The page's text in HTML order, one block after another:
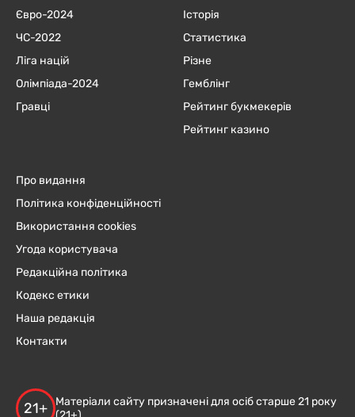
Євро-2024
ЧC-2022
Ліга націй
Олімпіада-2024
Гравці
Історія
Статистика
Різне
Гемблінг
Рейтинг букмекерів
Рейтинг казино
Про видання
Політика конфіденційності
Використання cookies
Угода користувача
Редакційна політика
Кодекс етики
Наша редакція
Контакти
21+
Матеріали сайту призначені для осіб старше 21 року